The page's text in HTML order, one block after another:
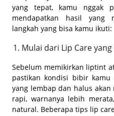
yang tepat, kamu nggak
mendapatkan hasil yang
langkah yang bisa kamu ikuti:
Mulai dari Lip Care
Sebelum memikirkan liptint
pastikan kondisi bibir
yang lembap dan halus
rapi, warnanya lebih
natural. Beberapa tips lip